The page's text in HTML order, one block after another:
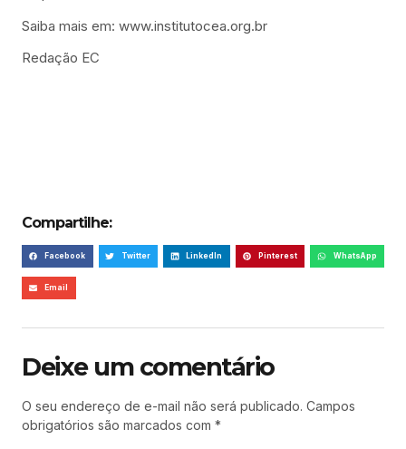
Saiba mais em: www.institutocea.org.br
Redação EC
Compartilhe:
Facebook Twitter LinkedIn Pinterest WhatsApp
Email
Deixe um comentário
O seu endereço de e-mail não será publicado. Campos
obrigatórios são marcados com *